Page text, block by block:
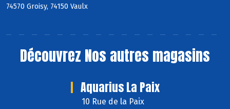
74570 Groisy, 74150 Vaulx
Découvrez Nos autres magasins
Aquarius La Paix
10 Rue de la Paix